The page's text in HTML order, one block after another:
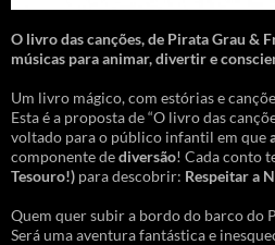
O livro das canções,de Pirata Grau &
músicas para animar, divertir e
Um livro mágico, com estórias e
Esta é a proposta de “O livro das
voltado para o público infantil em que
componente dediversão! Cada conto
Tesouro!) para descobrir: Respeitar a
Quem quer subir a bordo do barco do
Será uma aventura fantástica e